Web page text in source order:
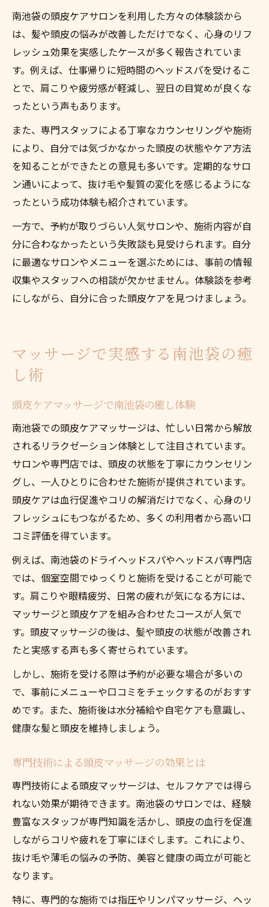
南池袋の頭皮ケアサロンを利用した方々の体験談から
は、髪や頭皮の悩みが改善しただけでなく、心身のリフ
レッシュ効果を実感したケースが多く報告されていま
す。例えば、仕事帰りに短時間のヘッドスパを受けるこ
とで、肩こりや疲労感が軽減し、翌日の目覚めが良くな
ったという声もあります。
また、専門スタッフによる丁寧なカウンセリングや施術
により、自分では気づかなかった頭皮の状態やケア方法
を知ることができたとの意見も多いです。定期的なサロ
ン通いによって、抜け毛や髪質の変化を感じるようにな
ったという成功体験も紹介されています。
一方で、予約が取りづらい人気サロンや、施術内容が自
分に合わなかったという失敗談も見受けられます。自分
に最適なサロンやメニューを選ぶためには、事前の情報
収集やスタッフへの相談が欠かせません。体験談を参考
にしながら、自分に合った頭皮ケアを見つけましょう。
マッサージで実感する南池袋の癒
し術
頭皮ケアマッサージで南池袋の癒し体験
南池袋での頭皮ケアマッサージは、忙しい日常から解放
されるリラクゼーション体験として注目されています。
サロンや専門店では、頭皮の状態を丁寧にカウンセリン
グし、一人ひとりに合わせた施術が提供されています。
頭皮ケアは血行促進やコリの解消だけでなく、心身のリ
フレッシュにもつながるため、多くの利用者から高い口
コミ評価を得ています。
例えば、南池袋のドライヘッドスパやヘッドスパ専門店
では、個室空間でゆっくりと施術を受けることが可能で
す。肩こりや眼精疲労、日常の疲れが気になる方には、
マッサージと頭皮ケアを組み合わせたコースが人気で
す。頭皮マッサージの後は、髪や頭皮の状態が改善され
たと実感する声も多く寄せられています。
しかし、施術を受ける際は予約が必要な場合が多いの
で、事前にメニューや口コミをチェックするのがおすす
めです。また、施術後は水分補給や自宅ケアも意識し、
健康な髪と頭皮を維持しましょう。
専門技術による頭皮マッサージの効果とは
専門技術による頭皮マッサージは、セルフケアでは得ら
れない効果が期待できます。南池袋のサロンでは、経験
豊富なスタッフが専門知識を活かし、頭皮の血行を促進
しながらコリや疲れを丁寧にほぐします。これにより、
抜け毛や薄毛の悩みの予防、美容と健康の両立が可能と
なります。
特に、専門的な施術では指圧やリンパマッサージ、ヘッ